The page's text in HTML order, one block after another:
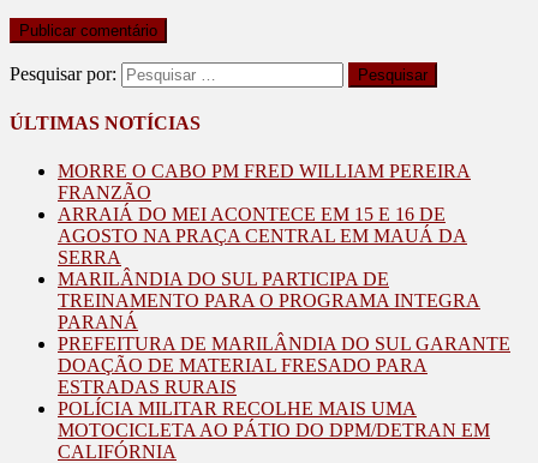
Pesquisar por:
ÚLTIMAS NOTÍCIAS
MORRE O CABO PM FRED WILLIAM PEREIRA
FRANZÃO
ARRAIÁ DO MEI ACONTECE EM 15 E 16 DE
AGOSTO NA PRAÇA CENTRAL EM MAUÁ DA
SERRA
MARILÂNDIA DO SUL PARTICIPA DE
TREINAMENTO PARA O PROGRAMA INTEGRA
PARANÁ
PREFEITURA DE MARILÂNDIA DO SUL GARANTE
DOAÇÃO DE MATERIAL FRESADO PARA
ESTRADAS RURAIS
POLÍCIA MILITAR RECOLHE MAIS UMA
MOTOCICLETA AO PÁTIO DO DPM/DETRAN EM
CALIFÓRNIA